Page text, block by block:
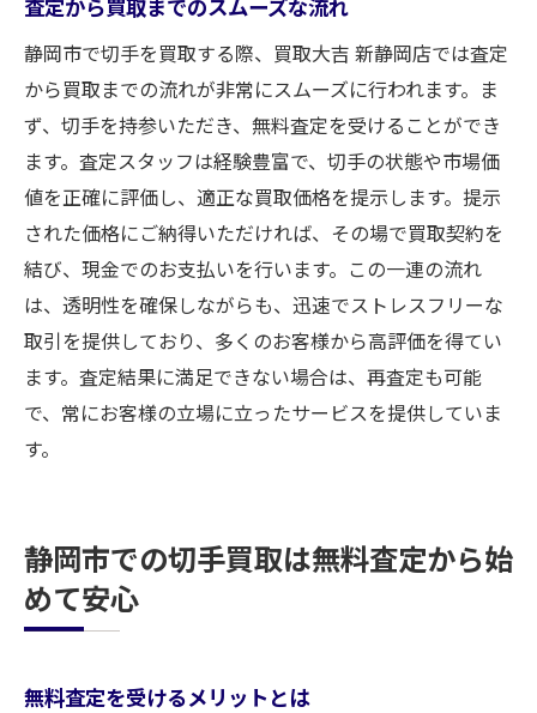
査定から買取までのスムーズな流れ
静岡市で切手を買取する際、買取大吉 新静岡店では査定
から買取までの流れが非常にスムーズに行われます。ま
ず、切手を持参いただき、無料査定を受けることができ
ます。査定スタッフは経験豊富で、切手の状態や市場価
値を正確に評価し、適正な買取価格を提示します。提示
された価格にご納得いただければ、その場で買取契約を
結び、現金でのお支払いを行います。この一連の流れ
は、透明性を確保しながらも、迅速でストレスフリーな
取引を提供しており、多くのお客様から高評価を得てい
ます。査定結果に満足できない場合は、再査定も可能
で、常にお客様の立場に立ったサービスを提供していま
す。
静岡市での切手買取は無料査定から始
めて安心
無料査定を受けるメリットとは